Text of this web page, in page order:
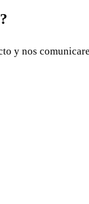
y nos